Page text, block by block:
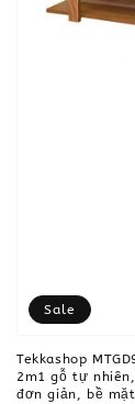
Sale
Tekkashop
2m1 gỗ tự
đơn giản, bề